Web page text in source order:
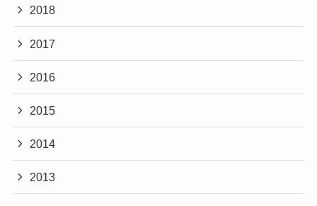
2018
2017
2016
2015
2014
2013